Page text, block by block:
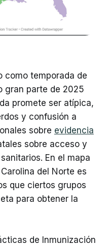
como temporada de
gran parte de 2025
promete ser atípica,
y confusión a
sobre evidencia
sobre acceso y
En el mapa
del Norte es
que ciertos grupos
para obtener la
de Inmunización